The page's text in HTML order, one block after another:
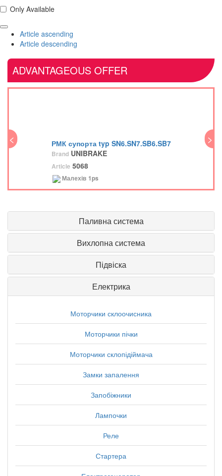
Only Available
Article ascending
Article descending
ADVANTAGEOUS OFFER
< РМК супорта typ SN6.SN7.SB6.SB7
BrandUNIBRAKE
Article 5068
Малехів 1ps
>
Паливна система
Вихлопна система
Підвіска
Електрика
Моторчики склоочисника
Моторчики пічки
Моторчики склопідіймача
Замки запалення
Запобіжники
Лампочки
Реле
Стартера